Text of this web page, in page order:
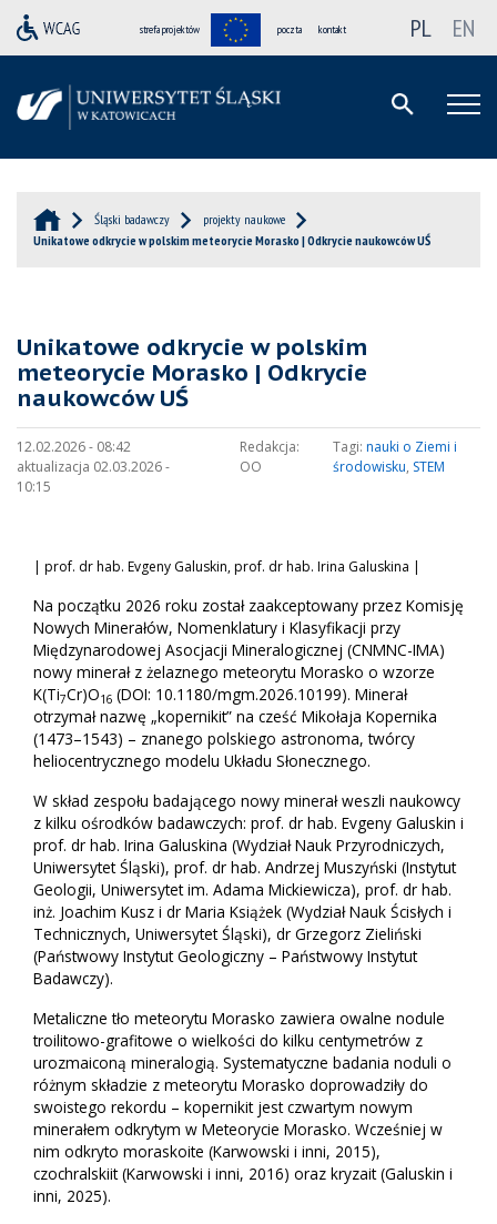
strefa projektów poczta kontakt PL EN
Śląski badawczy
projekty naukowe
Unikatowe odkrycie w polskim meteorycie Morasko | Odkrycie naukowców UŚ
Unikatowe odkrycie w polskim
meteorycie Morasko | Odkrycie
naukowców UŚ
12.02.2026 - 08:42
aktualizacja 02.03.2026 -
10:15
Redakcja:
OO
Tagi: nauki o Ziemi i
środowisku, STEM
| prof. dr hab. Evgeny Galuskin, prof. dr hab. Irina Galuskina |
Na początku 2026 roku został zaakceptowany przez Komisję
Nowych Minerałów, Nomenklatury i Klasyfikacji przy
Międzynarodowej Asocjacji Mineralogicznej (CNMNC-IMA)
nowy minerał z żelaznego meteorytu Morasko o wzorze
K(Ti7Cr)O16 (DOI: 10.1180/mgm.2026.10199). Minerał
otrzymał nazwę „kopernikit” na cześć Mikołaja Kopernika
(1473–1543) – znanego polskiego astronoma, twórcy
heliocentrycznego modelu Układu Słonecznego.
W skład zespołu badającego nowy minerał weszli naukowcy
z kilku ośrodków badawczych: prof. dr hab. Evgeny Galuskin i
prof. dr hab. Irina Galuskina (Wydział Nauk Przyrodniczych,
Uniwersytet Śląski), prof. dr hab. Andrzej Muszyński (Instytut
Geologii, Uniwersytet im. Adama Mickiewicza), prof. dr hab.
inż. Joachim Kusz i dr Maria Książek (Wydział Nauk Ścisłych i
Technicznych, Uniwersytet Śląski), dr Grzegorz Zieliński
(Państwowy Instytut Geologiczny – Państwowy Instytut
Badawczy).
Metaliczne tło meteorytu Morasko zawiera owalne nodule
troilitowo-grafitowe o wielkości do kilku centymetrów z
urozmaiconą mineralogią. Systematyczne badania noduli o
różnym składzie z meteorytu Morasko doprowadziły do
swoistego rekordu – kopernikit jest czwartym nowym
minerałem odkrytym w Meteorycie Morasko. Wcześniej w
nim odkryto moraskoite (Karwowski i inni, 2015),
czochralskiit (Karwowski i inni, 2016) oraz kryzait (Galuskin i
inni, 2025).